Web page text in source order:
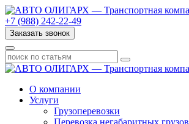
+7 (988) 242-22-49
Заказать звонок
О компании
Услуги
Грузоперевозки
Перевозка негабаритных грузов